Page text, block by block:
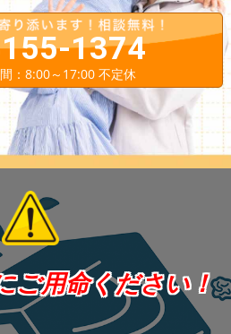
1374
：8:00～17:00 不定休
ご用命ください！